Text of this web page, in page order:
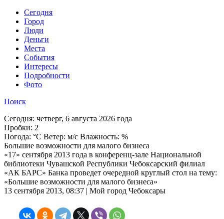
Cегодня
Город
Люди
Деньги
Места
События
Интересы
Подробности
Фото
Поиск
Сегодня: четверг, 6 августа 2026 года
Пробки: 2
Погода: °C Ветер: м/с Влажность: %
Большие возможности для малого бизнеса
«17» сентября 2013 года в конференц-зале Национальной
библиотеки Чувашской Республики Чебоксарский филиал
«АК БАРС» Банка проведет очередной круглый стол на тему:
«Большие возможности для малого бизнеса»
13 сентября 2013, 08:37 | Мой город Чебоксары